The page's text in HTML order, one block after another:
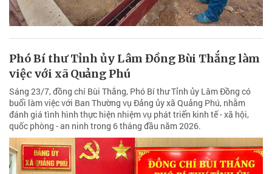
Phó Bí thư Tỉnh ủy Lâm Đồng Bùi Thắng làm
việc với xã Quảng Phú
Sáng 23/7, đồng chí Bùi Thắng, Phó Bí thư Tỉnh ủy Lâm Đồng có
buổi làm việc với Ban Thường vụ Đảng ủy xã Quảng Phú, nhằm
đánh giá tình hình thực hiện nhiệm vụ phát triển kinh tế - xã hội,
quốc phòng - an ninh trong 6 tháng đầu năm 2026.